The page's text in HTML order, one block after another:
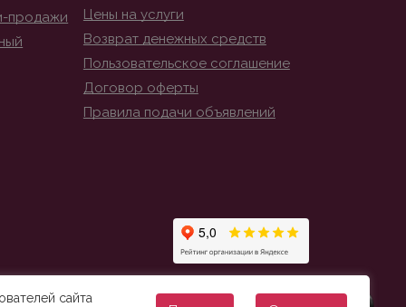
продажи
Цены на услуги
Возврат денежных средств
Пользовательское соглашение
Договор оферты
Правила подачи объявлений
сайта